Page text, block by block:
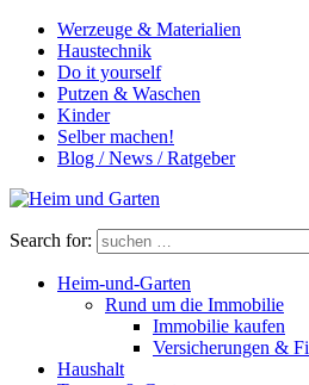
Werzeuge & Materialien
Haustechnik
Do it yourself
Putzen & Waschen
Kinder
Selber machen!
Blog / News / Ratgeber
Search for:
Heim-und-Garten
Rund um die Immobilie
Immobilie kaufen
Versicherungen &
Haushalt